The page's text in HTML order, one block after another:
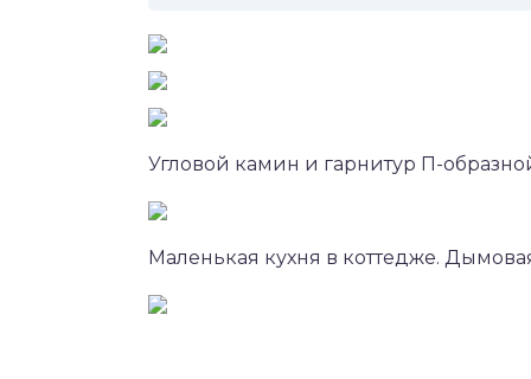
Угловой камин и гарнитур П-
Маленькая кухня в коттедже.